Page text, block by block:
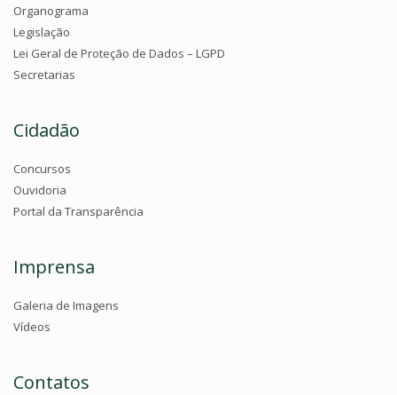
Organograma
Legislação
Lei Geral de Proteção de Dados – LGPD
Secretarias
Cidadão
Concursos
Ouvidoria
Portal da Transparência
Imprensa
Galeria de Imagens
Vídeos
Contatos